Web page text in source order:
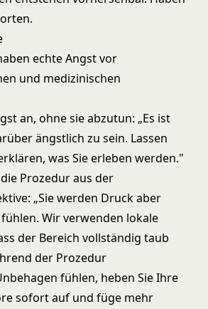
echte Angst vor
und medizinischen
an, ohne sie abzutun: „Es ist
ängstlich zu sein. Lassen
was Sie erleben werden."
Prozedur aus der
„Sie werden Druck aber
Wir verwenden lokale
der Bereich vollständig taub
der Prozedur
fühlen, heben Sie Ihre
sofort auf und füge mehr